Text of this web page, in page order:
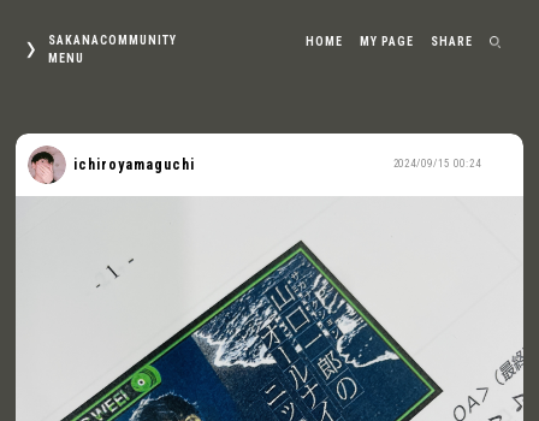
SAKANACOMMUNITY
MENU
HOME MY PAGE SHARE
2024/09/15 00:24
ichiroyamaguchi